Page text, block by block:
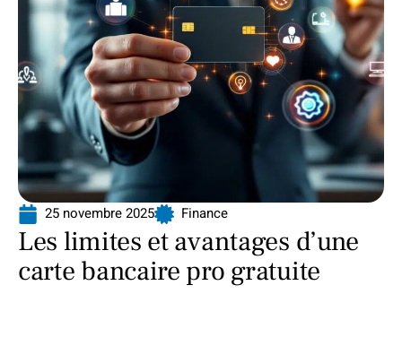
25 novembre 2025 Finance
Les limites et avantages d’une
carte bancaire pro gratuite